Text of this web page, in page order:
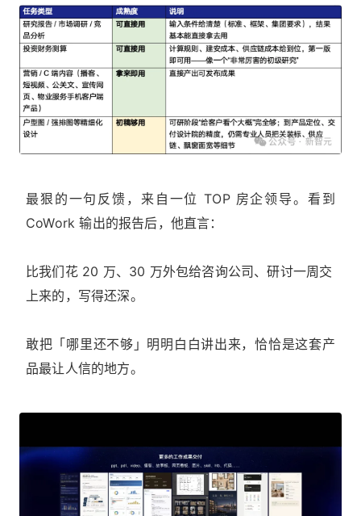
最狠的一句反馈，来自一位 TOP 房企领导。看到
CoWork 输出的报告后，他直言：
比我们花 20 万、30 万外包给咨询公司、研讨一周交
上来的，写得还深。
敢把「哪里还不够」明明白白讲出来，恰恰是这套产
品最让人信的地方。